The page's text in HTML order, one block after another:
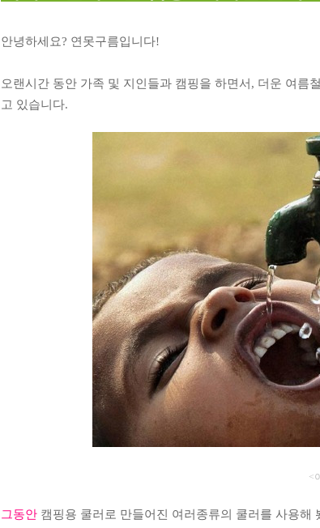
안녕하세요? 연못구름입니다!
오랜시간 동안 가족 및 지인들과 캠핑을 하면서, 더운 여름
고 있습니다.
<
그동안 캠핑용 쿨러로 만들어진 여러종류의 쿨러를 사용해